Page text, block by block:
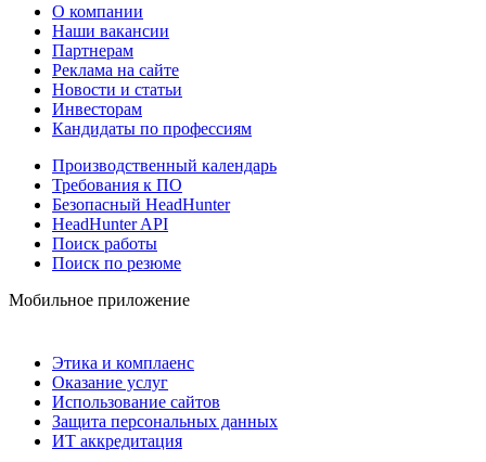
О компании
Наши вакансии
Партнерам
Реклама на сайте
Новости и статьи
Инвесторам
Кандидаты по профессиям
Производственный календарь
Требования к ПО
Безопасный HeadHunter
HeadHunter API
Поиск работы
Поиск по резюме
Мобильное приложение
Этика и комплаенс
Оказание услуг
Использование сайтов
Защита персональных данных
ИТ аккредитация